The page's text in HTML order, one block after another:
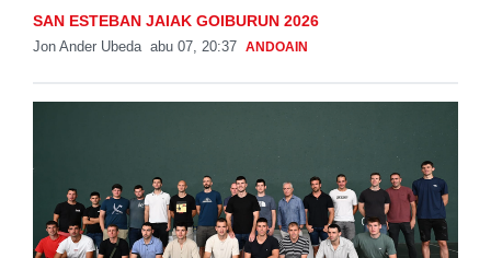
SAN ESTEBAN JAIAK GOIBURUN 2026
Jon Ander Ubeda abu 07, 20:37 ANDOAIN